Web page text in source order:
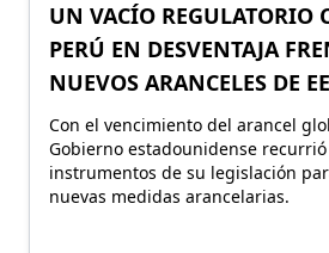
UN VACÍO REGULATORIO
PERÚ EN DESVENTAJA
NUEVOS ARANCELES DE
Con el vencimiento del arancel
Gobierno estadounidense
instrumentos de su legislación
nuevas medidas arancelarias.